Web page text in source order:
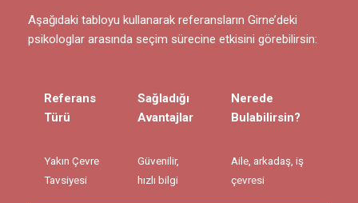
Aşağıdaki tabloyu kullanarak referansların Girne’deki
psikologlar arasında seçim sürecine etkisini görebilirsin:
Referans
Türü
Sağladığı
Avantajlar
Nerede
Bulabilirsin?
Yakın Çevre
Tavsiyesi
Güvenilir,
hızlı bilgi
Aile, arkadaş, iş
çevresi